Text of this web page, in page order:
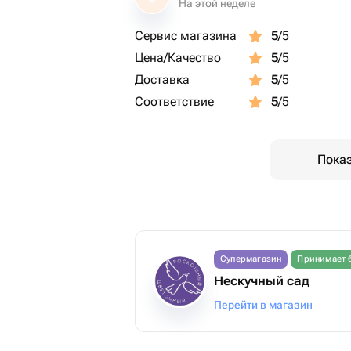
На этой неделе
Сервис магазина 5/5
Цена/Качество
5/5
Доставка
5/5
Соответствие
5/5
Супермагазин Принимает
Нескучный сад
Перейти в магазин